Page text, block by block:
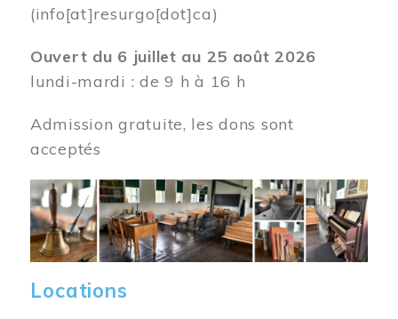
(info[at]resurgo[dot]ca)
Ouvert du 6 juillet au 25 août 2026
lundi-mardi : de 9 h à 16 h
Admission gratuite, les dons sont
acceptés
Image
Locations